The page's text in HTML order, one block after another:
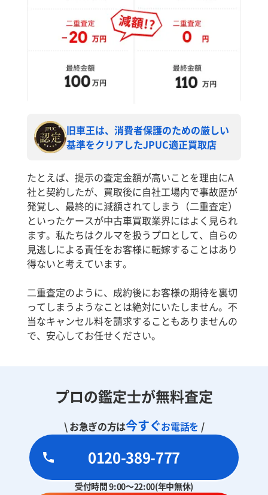
旧車王は、消費者保護のための厳しい
基準をクリアしたJPUC適正買取店
たとえば、提示の査定金額が高いことを理由にA
社と契約したが、買取後に自社工場内で事故歴が
発覚し、最終的に減額されてしまう（二重査定）
といったケースが中古車買取業界にはよく見られ
ます。私たちはクルマを扱うプロとして、自らの
見逃しによる責任をお客様に転嫁することはあり
得ないと考えています。
二重査定のように、成約後にお客様の期待を裏切
ってしまうようなことは絶対にいたしません。不
当なキャンセル料を請求することもありませんの
で、安心してお任せください。
プロの鑑定士が無料査定
\ お急ぎの方は今すぐお電話を /
0120-389-777
受付時間 9:00～22:00(年中無休)